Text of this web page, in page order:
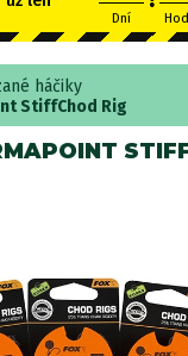
Dní
háčiky
StiffChod Rig